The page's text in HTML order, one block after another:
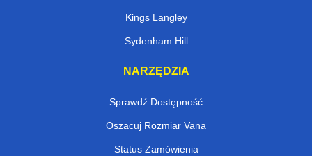
Kings Langley
Sydenham Hill
NARZĘDZIA
Sprawdź Dostępność
Oszacuj Rozmiar Vana
Status Zamówienia